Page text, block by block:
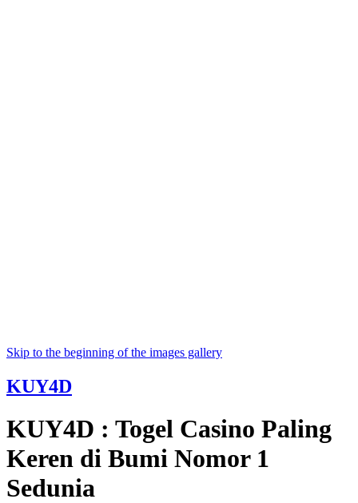
Skip to the beginning of the images gallery
KUY4D
KUY4D : Togel Casino Paling
Keren di Bumi Nomor 1
Sedunia